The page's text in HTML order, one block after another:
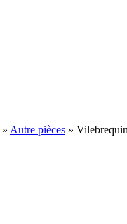
» Autre pièces »